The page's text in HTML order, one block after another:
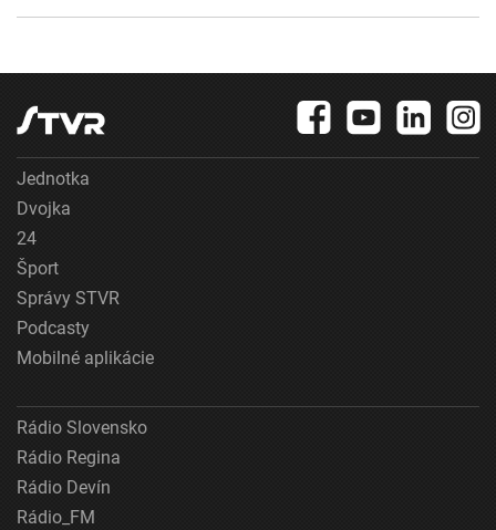
Jednotka
Dvojka
24
Šport
Správy STVR
Podcasty
Mobilné aplikácie
Rádio Slovensko
Rádio Regina
Rádio Devín
Rádio_FM